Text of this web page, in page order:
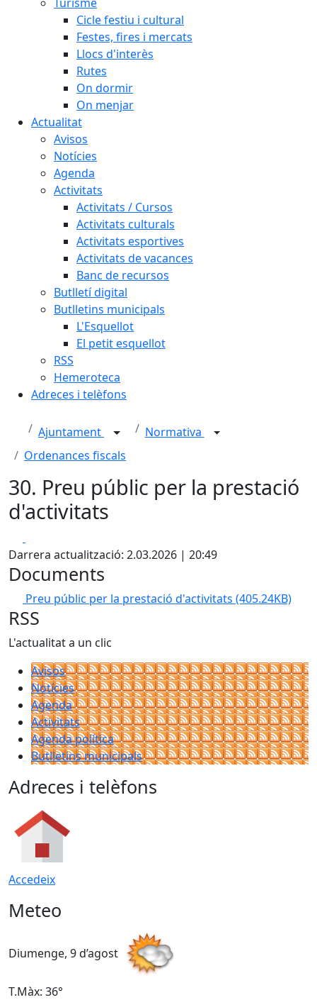
Cicle festiu i cultural
Festes, fires i mercats
Llocs d'interès
Rutes
On dormir
On menjar
Actualitat
Avisos
Notícies
Agenda
Activitats
Activitats / Cursos
Activitats culturals
Activitats esportives
Activitats de vacances
Banc de recursos
Butlletí digital
Butlletins municipals
L'Esquellot
El petit esquellot
RSS
Hemeroteca
Adreces i telèfons
Ajuntament
Normativa
Ordenances fiscals
30. Preu públic per la prestació
d'activitats
Darrera actualització: 2.03.2026 | 20:49
Documents
Preu públic per la prestació d'activitats (405.24KB)
RSS
L'actualitat a un clic
Avisos
Notícies
Agenda
Activitats
Agenda política
Butlletins municipals
Adreces i telèfons
Accedeix
Meteo
Diumenge, 9 d’agost
T.Màx: 36°